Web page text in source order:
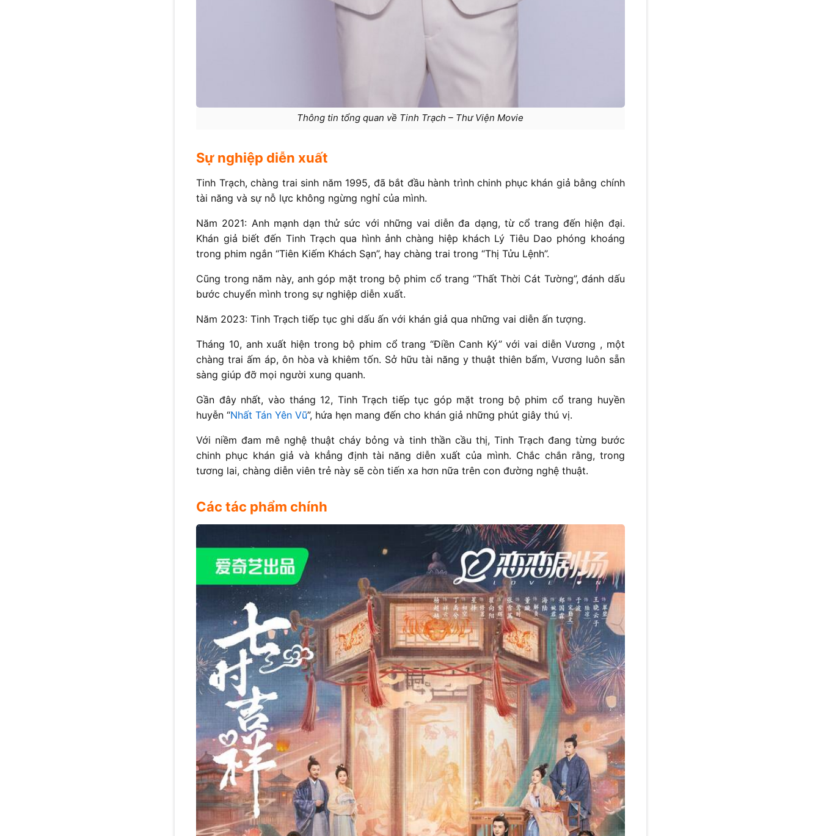
Thông tin tổng quan về Tinh Trạch – Thư Viện Movie
Sự nghiệp diễn xuất
Tinh Trạch, chàng trai sinh năm 1995, đã bắt đầu hành trình chinh phục khán giả bằng chính
tài năng và sự nỗ lực không ngừng nghỉ của mình.
Năm 2021: Anh mạnh dạn thử sức với những vai diễn đa dạng, từ cổ trang đến hiện đại.
Khán giả biết đến Tinh Trạch qua hình ảnh chàng hiệp khách Lý Tiêu Dao phóng khoáng
trong phim ngắn “Tiên Kiếm Khách Sạn”, hay chàng trai trong “Thị Tửu Lệnh”.
Cũng trong năm này, anh góp mặt trong bộ phim cổ trang “Thất Thời Cát Tường”, đánh dấu
bước chuyển mình trong sự nghiệp diễn xuất.
Năm 2023: Tinh Trạch tiếp tục ghi dấu ấn với khán giả qua những vai diễn ấn tượng.
Tháng 10, anh xuất hiện trong bộ phim cổ trang “Điền Canh Ký” với vai diễn Vương , một
chàng trai ấm áp, ôn hòa và khiêm tốn. Sở hữu tài năng y thuật thiên bẩm, Vương luôn sẵn
sàng giúp đỡ mọi người xung quanh.
Gần đây nhất, vào tháng 12, Tinh Trạch tiếp tục góp mặt trong bộ phim cổ trang huyền
huyễn “Nhất Tán Yên Vũ”, hứa hẹn mang đến cho khán giả những phút giây thú vị.
Với niềm đam mê nghệ thuật cháy bỏng và tinh thần cầu thị, Tinh Trạch đang từng bước
chinh phục khán giả và khẳng định tài năng diễn xuất của mình. Chắc chắn rằng, trong
tương lai, chàng diễn viên trẻ này sẽ còn tiến xa hơn nữa trên con đường nghệ thuật.
Các tác phẩm chính